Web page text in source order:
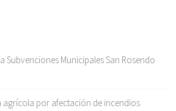
Subvenciones Municipales San Rosendo
agrícola por afectación de incendios